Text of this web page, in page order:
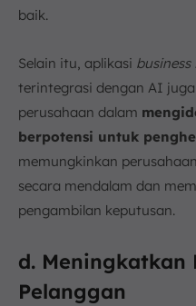
baik.
Selain itu, aplikasi
terintegrasi dengan AI
perusahaan dalam
berpotensi untuk
memungkinkan
secara mendalam dan
pengambilan keputusan.
d. Meningkatkan
Pelanggan